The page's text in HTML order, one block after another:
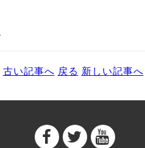
古い記事へ 戻る 新しい記事へ